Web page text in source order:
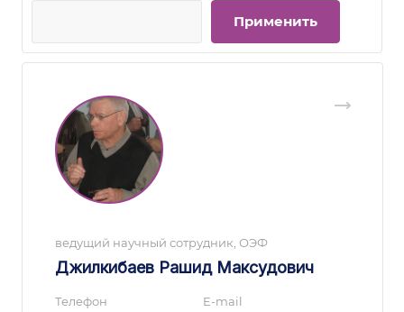
ведущий научный сотрудник, ОЭФ
Джилкибаев Рашид Максудович
Телефон E-mail